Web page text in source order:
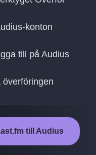
konton
till på Audius
överföringen
till Audius